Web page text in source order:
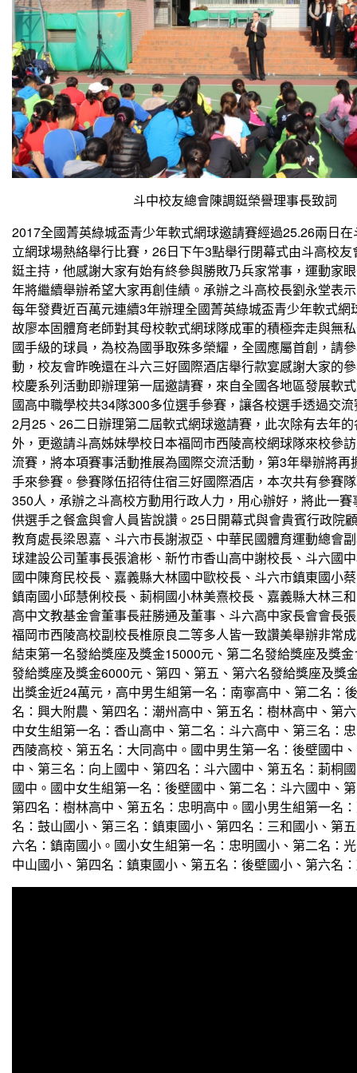
斗中校友總會陳調鋌榮譽理事長致詞
2017全國菁英綠城盃青少年軟式網球邀請賽經過25.26兩日
立網球場熱絡舉行比賽，26日下午3點舉行閉幕式由斗高校
鋌主持，他感謝大家有始有終參與勝敗乃兵家常事，運動家
年將繼續舉辦希望大家再創佳績。承辦之斗高校長劉永堂表
每年發費近百萬元連續3年辦理全國菁英綠城盃青少年軟式網
故廖本固體育老師對其母校軟式網球隊成軍的積極奔走與無
國手級的球員，為校為國爭取殊多榮耀，全國應屬首創，請
動，校友會昨晚還在斗六三好國際酒店舉行款宴感謝大家的
校慶系列活動即辦理第一屆邀請賽，來自全國各地區發展軟
國高中職學校共34隊300多位選手參賽，讓各校選手透過交
2月25、26二日辦理第二屆軟式網球邀請賽，此次除有去年
外，更邀請斗高姊妹學校日本福岡市西陵高校網球隊來校參
流賽，將本項賽事活動推展為國際交流活動，第3年舉辦將再
手來參賽。參賽隊伍招待住宿三好國際酒店，本次共有參賽
350人，承辦之斗高校方動用行政人力，用心辦好，將此一
供選手之餐盒與會人員皆說讚。25日開幕式與會貴賓行政院
教育處長梁恩嘉、斗六市長謝淑亞、中華民國體育運動總會
球建設公司董事長張滄彬、新竹市香山高中謝校長、斗六國
國中陳育民校長、嘉義縣大林國中歐校長、斗六市鎮東國小
鎮南國小邱慧俐校長、莿桐國小林美熹校長、嘉義縣大林三
高中文教基金會董事長莊勝通及董事、斗六高中家長會會長
福岡市西陵高校副校長椎原良二等多人皆一致讚美舉辦非常
結束第一名發給獎座及獎金15000元、第二名發給獎座及獎
發給獎座及獎金6000元、第四、第五、第六名發給獎座及獎
出獎金近24萬元，高中男生組第一名：南寧高中、第二名：
名：興大附農、第四名：潮州高中、第五名：樹林高中、第
中女生組第一名：香山高中、第二名：斗六高中、第三名：
西陵高校、第五名：大同高中。國中男生第一名：後壁國中
中、第三名：向上國中、第四名：斗六國中、第五名：莿桐
國中。國中女生組第一名：後壁國中、第二名：斗六國中、
第四名：樹林高中、第五名：忠明高中。國小男生組第一名
名：鼓山國小、第三名：鎮東國小、第四名：三和國小、第
六名：鎮南國小。國小女生組第一名：忠明國小、第二名：
中山國小、第四名：鎮東國小、第五名：後壁國小、第六名